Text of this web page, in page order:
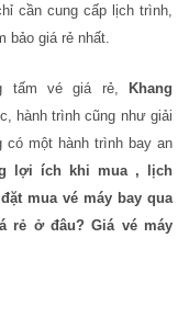
cần cung cấp lịch trình,
bảo giá rẻ nhất.
tấm vé giá rẻ, Khang
hành trình cũng như giải
có một hành trình bay an
lợi ích khi mua , lịch
mua vé máy bay qua
rẻ ở đâu? Giá vé máy